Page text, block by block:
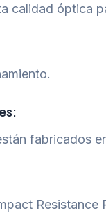
calidad óptica
fabricados
Resistance